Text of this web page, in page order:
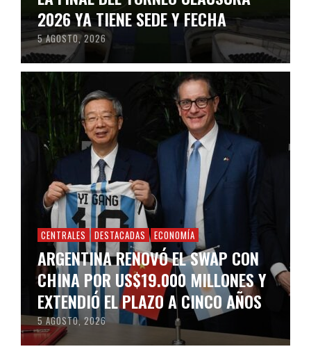
2026 YA TIENE SEDE Y FECHA
5 AGOSTO, 2026
CENTRALES DESTACADAS ECONOMÍA
ARGENTINA RENOVÓ EL SWAP CON
CHINA POR US$19.000 MILLONES Y
EXTENDIÓ EL PLAZO A CINCO AÑOS
5 AGOSTO, 2026